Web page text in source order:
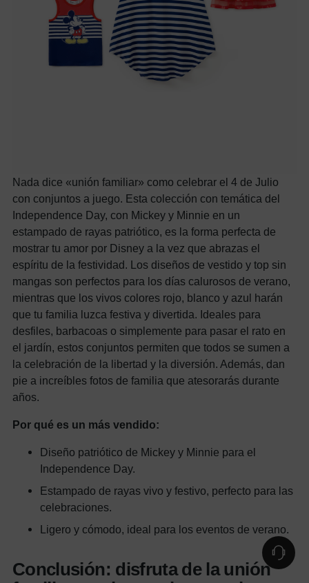
Nada dice «unión familiar» como celebrar el 4 de Julio
con conjuntos a juego. Esta colección con temática del
Independence Day, con Mickey y Minnie en un
estampado de rayas patriótico, es la forma perfecta de
mostrar tu amor por Disney a la vez que abrazas el
espíritu de la festividad. Los diseños de vestido y top sin
mangas son perfectos para los días calurosos de verano,
mientras que los vivos colores rojo, blanco y azul harán
que tu familia luzca festiva y divertida. Ideales para
desfiles, barbacoas o simplemente para pasar el rato en
el jardín, estos conjuntos permiten que todos se sumen a
la celebración de la libertad y la diversión. Además, dan
pie a increíbles fotos de familia que atesorarás durante
años.
Por qué es un más vendido:
Diseño patriótico de Mickey y Minnie para el
Independence Day.
Estampado de rayas vivo y festivo, perfecto para las
celebraciones.
Ligero y cómodo, ideal para los eventos de verano.
Conclusión: disfruta de la unión